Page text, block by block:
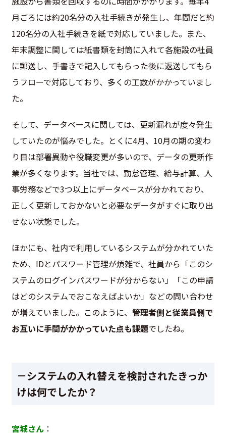
月ごろには約20名分の入社手続きが発生し、年間だと約
120名分の入社手続きを紙で対応していました。 また、
年末調整に関しては紙書類を封筒に入れて各施設の社員
に郵送し、手書きで記入してもらった後に返送してもら
うフローで対応しており、多くの工数がかかっていまし
た。
そして、データベースに関しては、更新漏れが度々発生
していたのが悩みでした。とくに4月、10月の期の変わ
り目は部署異動や役職変更が多いので、データの更新作
業が多くなります。当社では、勤怠管理、給与計算、人
事労務などで3つ以上にデータベースが分かれており、
正しく更新しておかないと必要なデータがすぐに取り出
せない状態でした。
ほかにも、社内で利用しているシステムが分かれていた
ため、IDとパスワード管理が煩雑で、社員から「このシ
ステムのログインパスワードが分からない」「この申請
はどのシステムでおこなえばよいか」などの問い合わせ
が増えていました。このように、 管理者側と従業員側で
お互いに手間がかかっていた点も課題でしたね。
－システムの入れ替えを検討されたきっか
けは何でしたか？
宮城さん ：